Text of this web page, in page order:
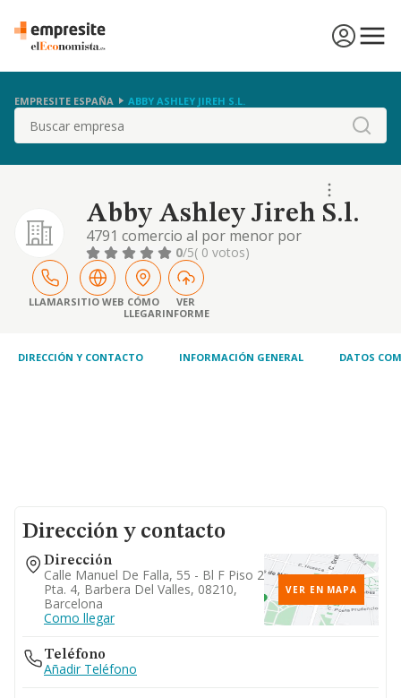
EMPRESITE ESPAÑA ABBY ASHLEY JIREH S.L.
Buscar
Abby Ashley Jireh S.l.
4791 comercio al por menor por
correspondencia o internet;8220 actividades
de los centros de llamadas;4719 otro
comercio al por menor en establecimientos
especializados.etc.
0/5( 0 votos)
LLAMARSITIO WEB CÓMO
LLEGAR
VER
INFORME
DIRECCIÓN Y CONTACTO INFORMACIÓN GENERAL DATOS
Dirección y contacto
Dirección
Calle Manuel De Falla, 55 - Bl F Piso 2
Pta. 4, Barbera Del Valles, 08210,
Barcelona
Como llegar
VER EN MAPA
Teléfono
Añadir Teléfono